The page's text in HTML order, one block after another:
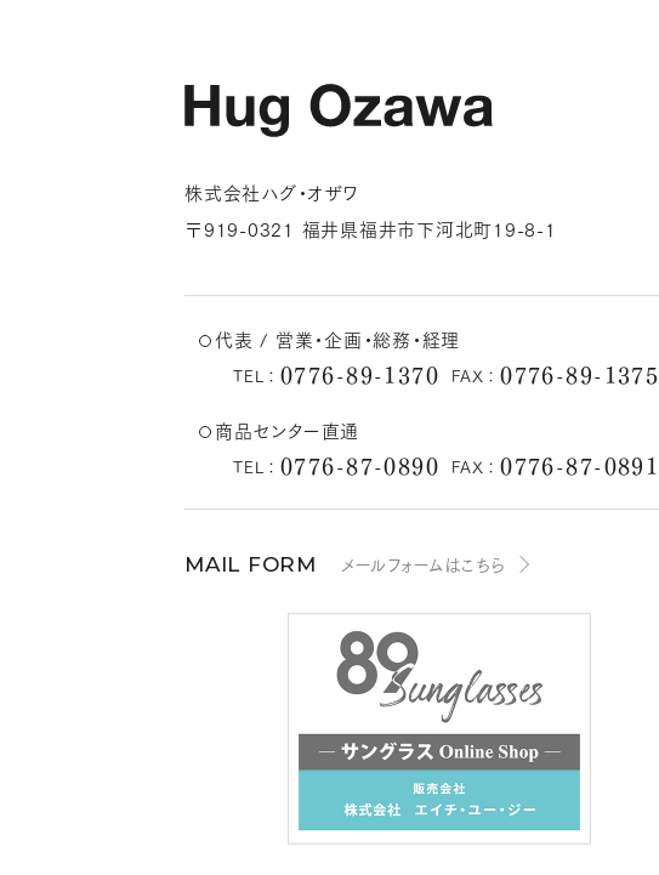
株式会社ハグ・オザワ
〒919-0321 福井県福井市下河北町19-8-1
代表 / 営業・企画・総務・経理
TEL： 0776-89-1370 FAX：0776-89-1375
商品センター直通
TEL： 0776-87-0890 FAX：0776-87-0891
MAIL FORM メールフォームはこちら